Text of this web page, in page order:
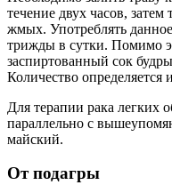
течение двух часов,
жмых. Употреблять
трижды в сутки. Помимо
заспиртованный сок
Количество
Для терапии рака легких
параллельно с
майский.
От подагры